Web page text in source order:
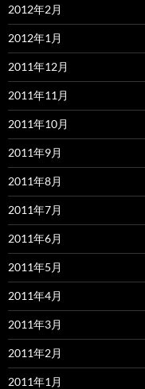
2012年2月
2012年1月
2011年12月
2011年11月
2011年10月
2011年9月
2011年8月
2011年7月
2011年6月
2011年5月
2011年4月
2011年3月
2011年2月
2011年1月